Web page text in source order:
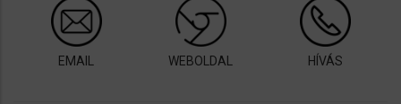
EMAIL WEBOLDAL HÍVÁS